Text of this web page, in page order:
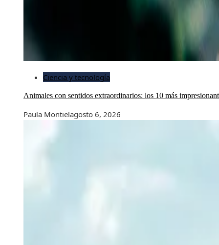
Ciencia y tecnología
Animales con sentidos extraordinarios: los 10 más
Paula Montielagosto 6, 2026